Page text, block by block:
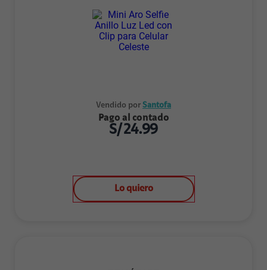
Vendido por Santofa
Pago al contado
S/24.99
Lo quiero